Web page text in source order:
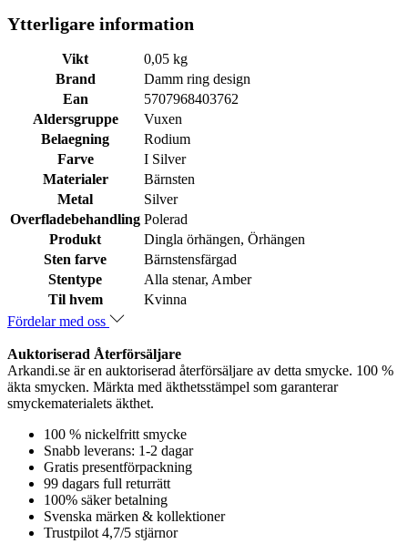
Ytterligare information
Vikt
0,05 kg
Brand
Damm ring design
Ean
5707968403762
Aldersgruppe
Vuxen
Belaegning
Rodium
Farve
I Silver
Materialer
Bärnsten
Metal
Silver
Overfladebehandling Polerad
Produkt
Dingla örhängen, Örhängen
Sten farve
Bärnstensfärgad
Stentype
Alla stenar, Amber
Til hvem
Kvinna
Fördelar med oss
Auktoriserad Återförsäljare
Arkandi.se är en auktoriserad återförsäljare av detta smycke. 100 %
äkta smycken. Märkta med äkthetsstämpel som garanterar
smyckematerialets äkthet.
100 % nickelfritt smycke
Snabb leverans: 1-2 dagar
Gratis presentförpackning
99 dagars full returrätt
100% säker betalning
Svenska märken & kollektioner
Trustpilot 4,7/5 stjärnor